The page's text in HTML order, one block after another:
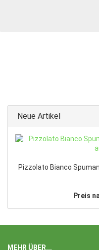
Neue Artikel
Pizzolato Bianco
Preis
MEHR ÜBER...